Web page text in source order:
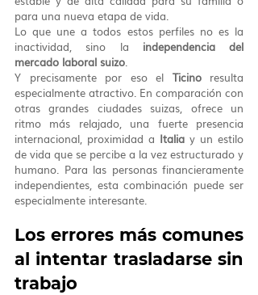
para una nueva etapa de vida.
Lo que une a todos estos perfiles no es la
inactividad, sino la independencia del
mercado laboral suizo.
Y precisamente por eso el Ticino resulta
especialmente atractivo. En comparación con
otras grandes ciudades suizas, ofrece un
ritmo más relajado, una fuerte presencia
internacional, proximidad a Italia y un estilo
de vida que se percibe a la vez estructurado y
humano. Para las personas financieramente
independientes, esta combinación puede ser
especialmente interesante.
Los errores más comunes
al intentar trasladarse sin
trabajo